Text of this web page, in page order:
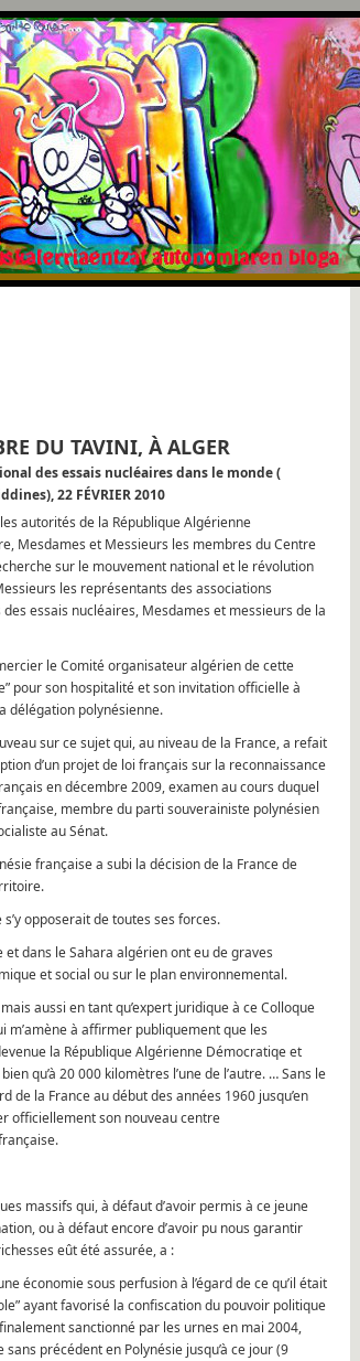
DU TAVINI, À ALGER
des essais nucléaires dans le monde (
22 FÉVRIER 2010
autorités de la République Algérienne
Mesdames et Messieurs les membres du Centre
sur le mouvement national et le révolution
les représentants des associations
essais nucléaires, Mesdames et messieurs de la
le Comité organisateur algérien de cette
pour son hospitalité et son invitation officielle à
délégation polynésienne.
sur ce sujet qui, au niveau de la France, a refait
d’un projet de loi français sur la reconnaissance
en décembre 2009, examen au cours duquel
membre du parti souverainiste polynésien
au Sénat.
française a subi la décision de la France de
opposerait de toutes ses forces.
dans le Sahara algérien ont eu de graves
et social ou sur le plan environnemental.
aussi en tant qu’expert juridique à ce Colloque
à affirmer publiquement que les
la République Algérienne Démocratiqe et
qu’à 20 000 kilomètres l’une de l’autre. … Sans le
de la France au début des années 1960 jusqu’en
officiellement son nouveau centre
massifs qui, à défaut d’avoir permis à ce jeune
ou à défaut encore d’avoir pu nous garantir
eût été assurée, a :
économie sous perfusion à l’égard de ce qu’il était
ayant favorisé la confiscation du pouvoir politique
sanctionné par les urnes en mai 2004,
précédent en Polynésie jusqu’à ce jour (9